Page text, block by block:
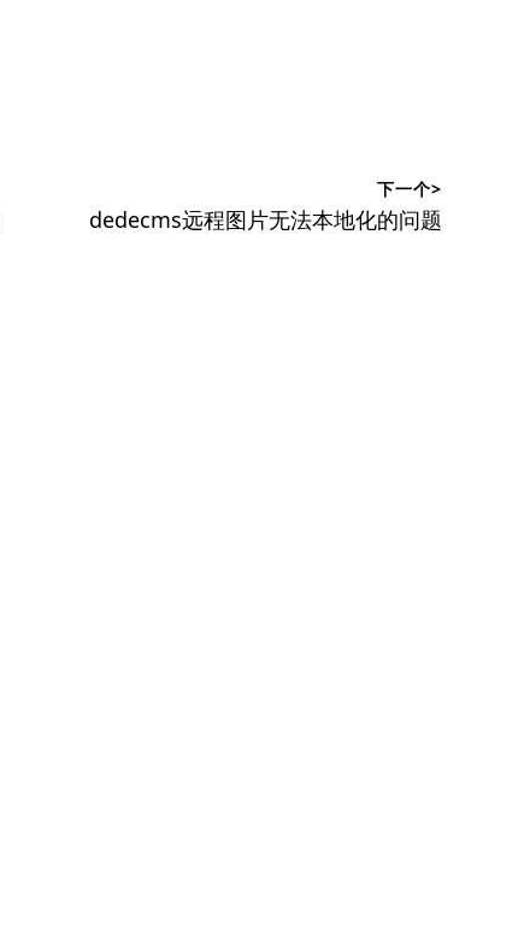
下一个>
下
dedecms远程图片无法本地化的问题